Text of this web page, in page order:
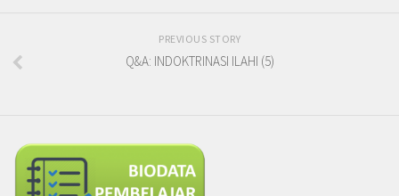
PREVIOUS STORY
Q&A: INDOKTRINASI ILAHI (5)